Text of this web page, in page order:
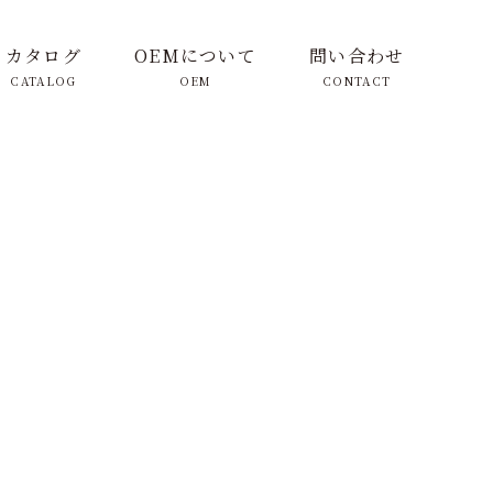
カタログ
CATALOG
OEMについて
OEM
問い合わせ
CONTACT